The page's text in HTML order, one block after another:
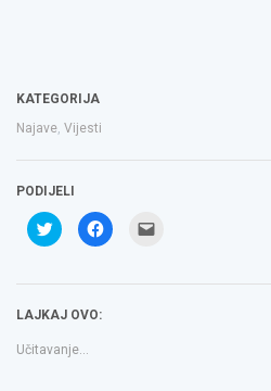
KATEGORIJA
Najave, Vijesti
PODIJELI
Podijeli
na
Twitteru
u
prozoru)
Klikom
podijelite
u to
LAJKAJ OVO:
Učitavanje...